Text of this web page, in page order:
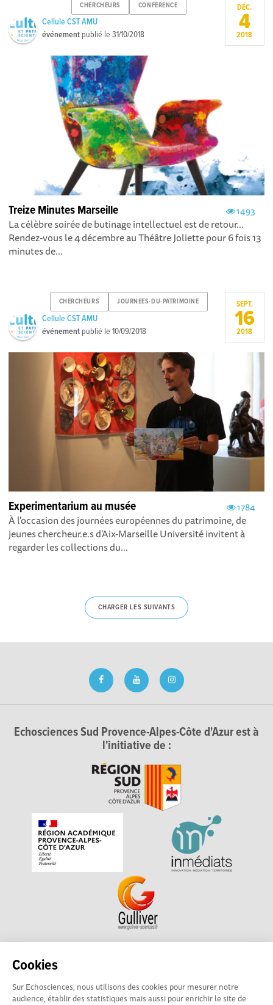
Cookies
Sur Echosciences, nous utilisons des cookies pour mesurer notre
audience, établir des statistiques mais aussi pour enrichir le site de
CHERCHEURS CONFERENCE
Cellule CST AMU
événement publié le31/10/2018
DÉC.
4
2018
1493
Treize Minutes Marseille
La célèbre soirée de butinage intellectuel est de retour...
Rendez-vous le 4 décembre au Théâtre Joliette pour 6 fois 13
minutes de...
CHERCHEURS JOURNEES-DU-PATRIMOINE
Cellule CST AMU
événement publié le10/09/2018
SEPT.
16
2018
1784
Experimentarium au musée
À l'occasion des journées européennes du patrimoine, de
jeunes chercheur.e.s d'Aix-Marseille Université invitent à
regarder les collections du...
CHARGER LES SUIVANTS
Echosciences Sud Provence-Alpes-Côte d'Azur est à
l'initiative de :
Echosciences Sud Provence-Alpes-Côte d'Azur est à
académique pour la Recherche et l'Innovation Provence-